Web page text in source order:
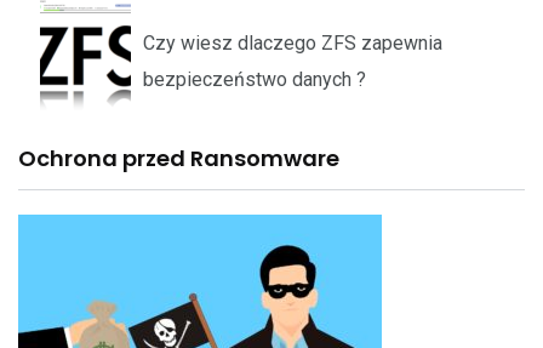
Czy wiesz dlaczego ZFS zapewnia
bezpieczeństwo danych ?
Ochrona przed Ransomware